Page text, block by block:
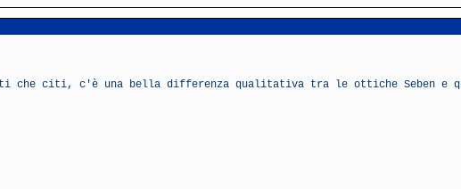
che citi, c'è una bella differenza qualitativa tra le ottiche Seben e